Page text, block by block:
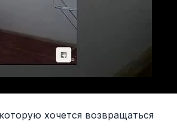
хочется возвращаться